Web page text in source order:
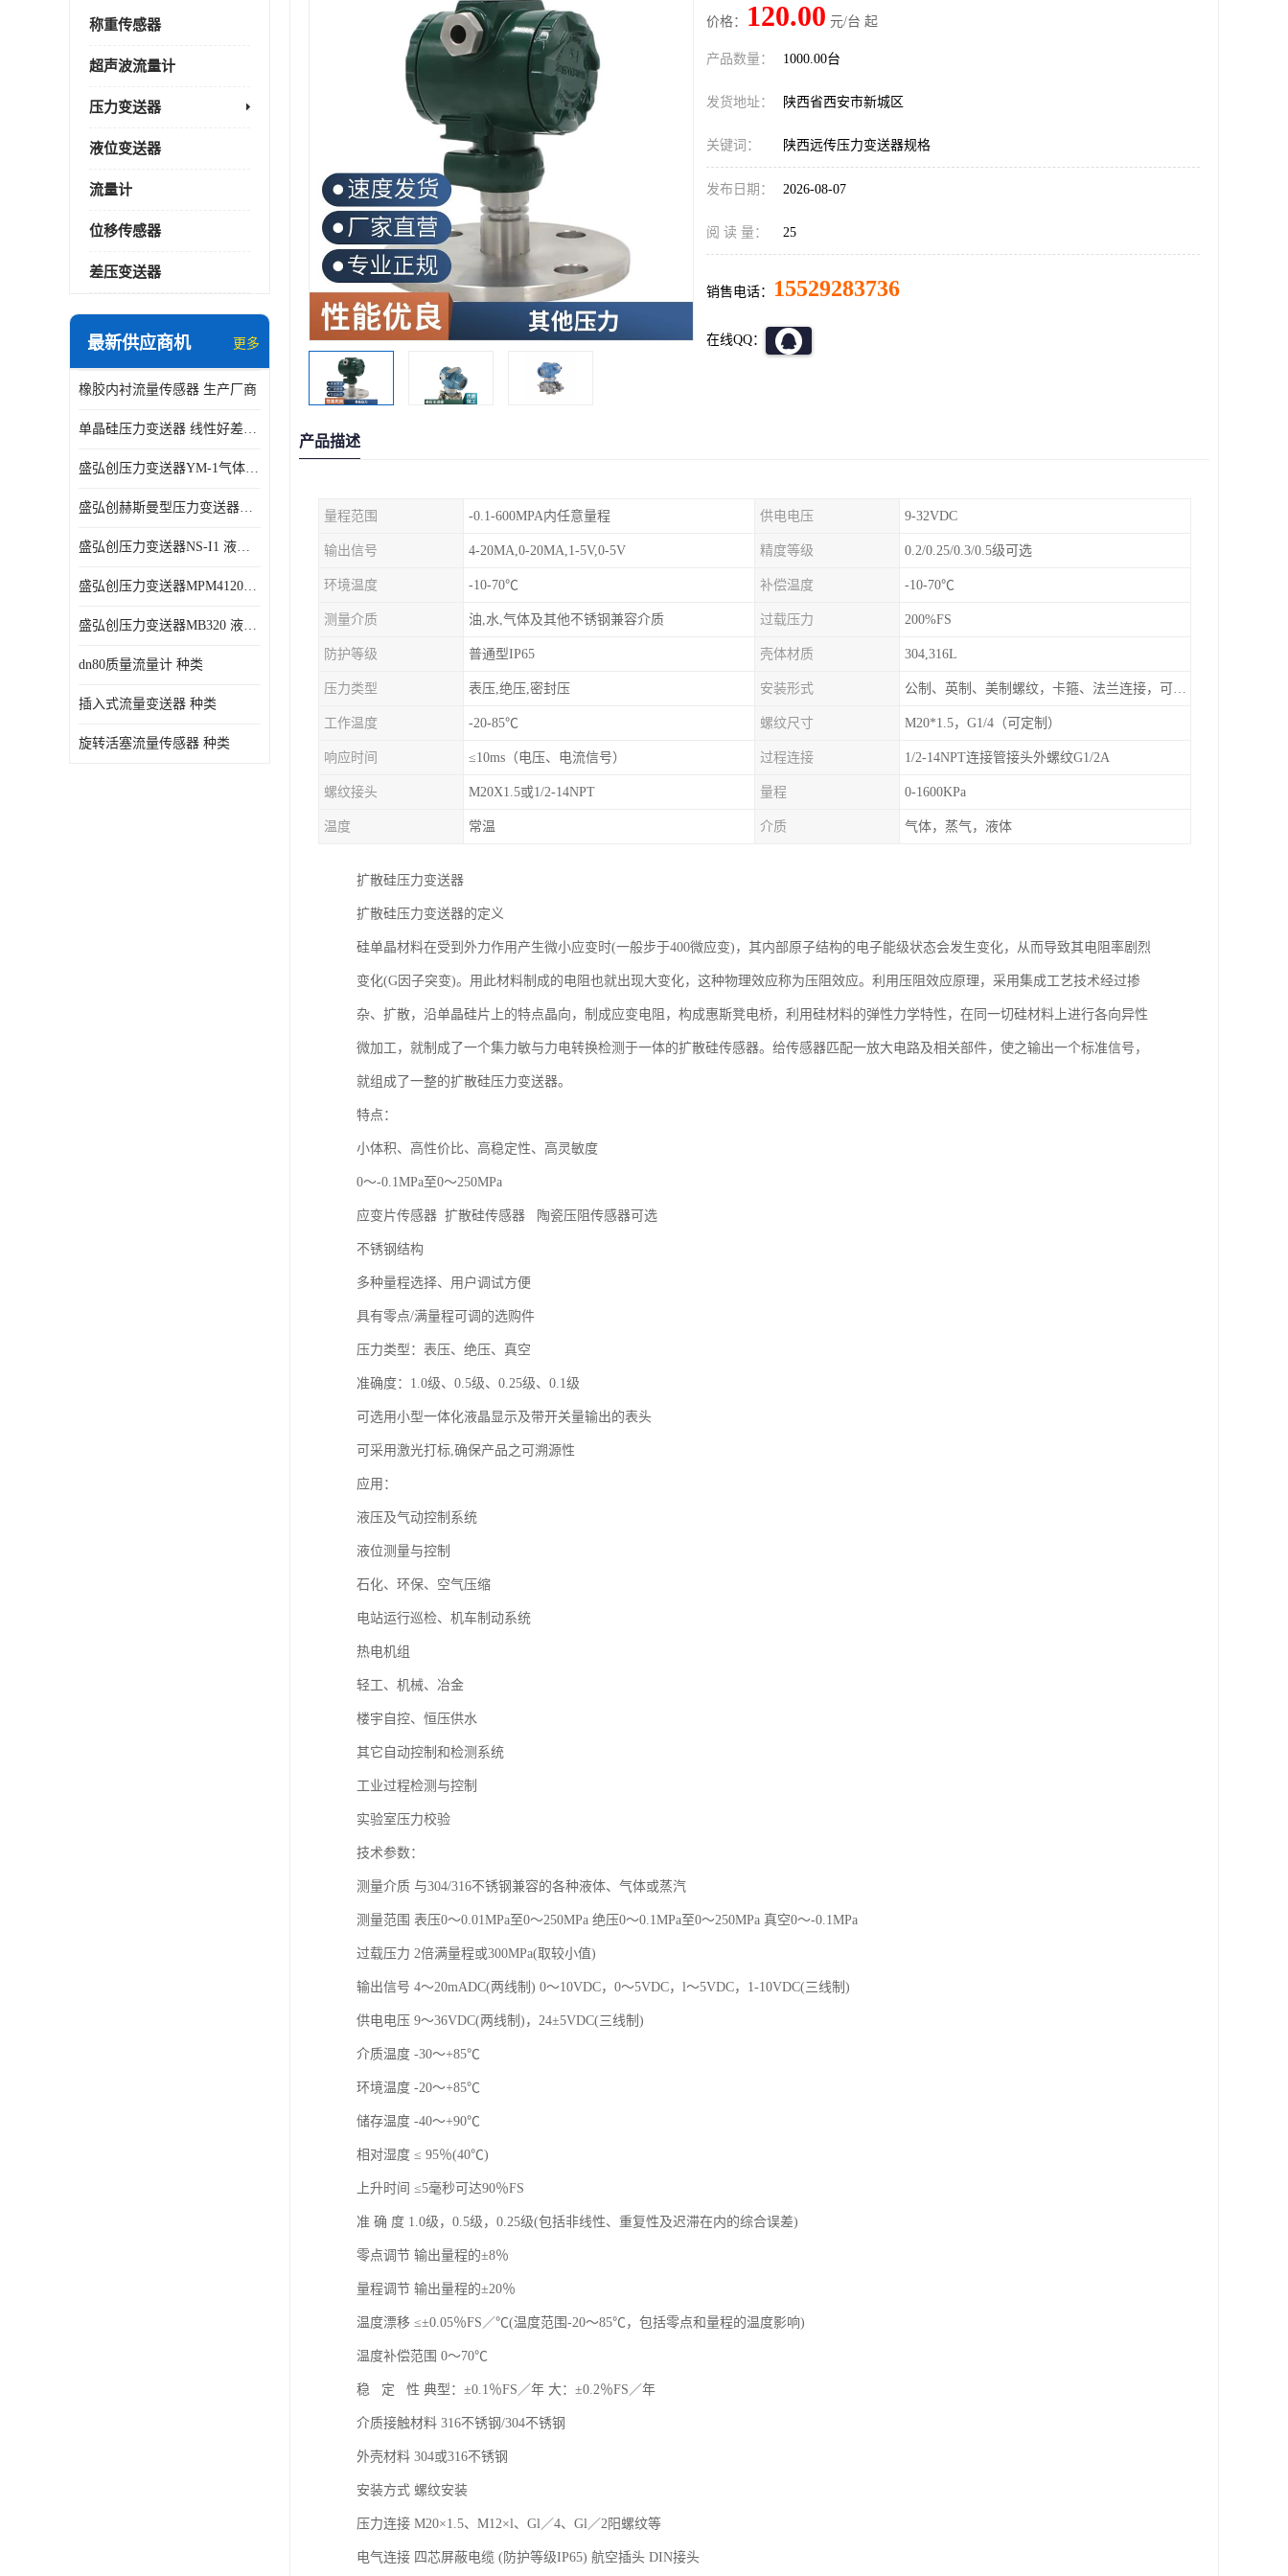
称重传感器
超声波流量计
压力变送器
液位变送器
流量计
位移传感器
差压变送器
最新供应商机 更多
橡胶内衬流量传感器 生产厂商
单晶硅压力变送器 线性好差压变送器
盛弘创压力变送器YM-1气体压力传感器负压计
盛弘创赫斯曼型压力变送器HG200 液体压力传感器负压计
盛弘创压力变送器NS-I1 液体压力传感器负压计
盛弘创压力变送器MPM4120C 液体压力传感器负压计
盛弘创压力变送器MB320 液体压力传感器负压计
dn80质量流量计 种类
插入式流量变送器 种类
旋转活塞流量传感器 种类
价格： 120.00 元/台 起
产品数量： 1000.00台
发货地址： 陕西省西安市新城区
关键词： 陕西远传压力变送器规格
发布日期： 2026-08-07
阅 读 量： 25
销售电话： 15529283736
在线QQ：
产品描述
量程范围 -0.1-600MPA内任意量程 供电电压 9-32VDC
输出信号 4-20MA,0-20MA,1-5V,0-5V 精度等级 0.2/0.25/0.3/0.5级可选
环境温度 -10-70℃ 补偿温度 -10-70℃
测量介质 油,水,气体及其他不锈钢兼容介质 过载压力 200%FS
防护等级 普通型IP65 壳体材质 304,316L
压力类型 表压,绝压,密封压 安装形式 公制、英制、美制螺纹，卡箍、法兰连接，可定制
工作温度 -20-85℃ 螺纹尺寸 M20*1.5，G1/4（可定制）
响应时间 ≤10ms（电压、电流信号） 过程连接 1/2-14NPT连接管接头外螺纹G1/2A
螺纹接头 M20X1.5或1/2-14NPT 量程 0-1600KPa
温度 常温 介质 气体，蒸气，液体
扩散硅压力变送器
扩散硅压力变送器的定义
硅单晶材料在受到外力作用产生微小应变时(一般步于400微应变)，其内部原子结构的电子能级状态会发生变化，从而导致其电阻率剧烈
变化(G因子突变)。用此材料制成的电阻也就出现大变化，这种物理效应称为压阻效应。利用压阻效应原理，采用集成工艺技术经过掺
杂、扩散，沿单晶硅片上的特点晶向，制成应变电阻，构成惠斯凳电桥，利用硅材料的弹性力学特性，在同一切硅材料上进行各向异性
微加工，就制成了一个集力敏与力电转换检测于一体的扩散硅传感器。给传感器匹配一放大电路及相关部件，使之输出一个标准信号，
就组成了一整的扩散硅压力变送器。
特点：
小体积、高性价比、高稳定性、高灵敏度
0～-0.1MPa至0～250MPa
应变片传感器 扩散硅传感器 陶瓷压阻传感器可选
不锈钢结构
多种量程选择、用户调试方便
具有零点/满量程可调的选购件
压力类型：表压、绝压、真空
准确度：1.0级、0.5级、0.25级、0.1级
可选用小型一体化液晶显示及带开关量输出的表头
可采用激光打标,确保产品之可溯源性
应用：
液压及气动控制系统
液位测量与控制
石化、环保、空气压缩
电站运行巡检、机车制动系统
热电机组
轻工、机械、冶金
楼宇自控、恒压供水
其它自动控制和检测系统
工业过程检测与控制
实验室压力校验
技术参数：
测量介质 与304/316不锈钢兼容的各种液体、气体或蒸汽
测量范围 表压0～0.01MPa至0～250MPa 绝压0～0.1MPa至0～250MPa 真空0～-0.1MPa
过载压力 2倍满量程或300MPa(取较小值)
输出信号 4～20mADC(两线制) 0～10VDC，0～5VDC，l～5VDC，1-10VDC(三线制)
供电电压 9～36VDC(两线制)，24±5VDC(三线制)
介质温度 -30～+85℃
环境温度 -20～+85℃
储存温度 -40～+90℃
相对湿度 ≤ 95％(40℃)
上升时间 ≤5毫秒可达90％FS
准 确 度 1.0级，0.5级，0.25级(包括非线性、重复性及迟滞在内的综合误差)
零点调节 输出量程的±8％
量程调节 输出量程的±20％
温度漂移 ≤±0.05％FS／℃(温度范围-20～85℃，包括零点和量程的温度影响)
温度补偿范围 0～70℃
稳 定 性 典型：±0.1％FS／年 大：±0.2％FS／年
介质接触材料 316不锈钢/304不锈钢
外壳材料 304或316不锈钢
安装方式 螺纹安装
压力连接 M20×1.5、M12×l、Gl／4、Gl／2阳螺纹等
电气连接 四芯屏蔽电缆 (防护等级IP65) 航空插头 DIN接头